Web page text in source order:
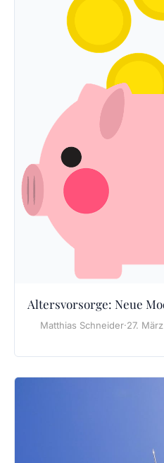
Altersvorsorge: Neue
Matthias Schneider·27.